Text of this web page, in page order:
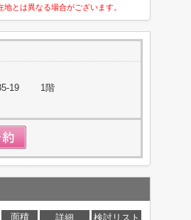
とは異なる場合がございます。
35-19 1階
面積 詳細
検討リスト